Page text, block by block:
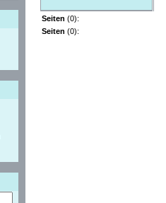
Seiten (0):
Seiten (0):